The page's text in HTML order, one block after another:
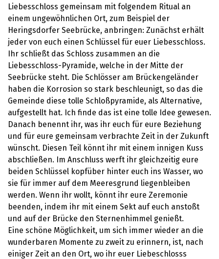
Liebesschloss gemeinsam mit folgendem Ritual an
einem ungewöhnlichen Ort, zum Beispiel der
Heringsdorfer Seebrücke, anbringen: Zunächst erhält
jeder von euch einen Schlüssel für euer Liebesschloss.
Ihr schließt das Schloss zusammen an die
Liebesschloss-Pyramide, welche in der Mitte der
Seebrücke steht. Die Schlösser am Brückengeländer
haben die Korrosion so stark beschleunigt, so das die
Gemeinde diese tolle Schloßpyramide, als Alternative,
aufgestellt hat. Ich finde das ist eine tolle Idee gewesen.
Danach benennt ihr, was ihr euch für eure Beziehung
und für eure gemeinsam verbrachte Zeit in der Zukunft
wünscht. Diesen Teil könnt ihr mit einem innigen Kuss
abschließen. Im Anschluss werft ihr gleichzeitig eure
beiden Schlüssel kopfüber hinter euch ins Wasser, wo
sie für immer auf dem Meeresgrund liegenbleiben
werden. Wenn ihr wollt, könnt ihr eure Zeremonie
beenden, indem ihr mit einem Sekt auf euch anstoßt
und auf der Brücke den Sternenhimmel genießt.
Eine schöne Möglichkeit, um sich immer wieder an die
wunderbaren Momente zu zweit zu erinnern, ist, nach
einiger Zeit an den Ort, wo ihr euer Liebeschlosss